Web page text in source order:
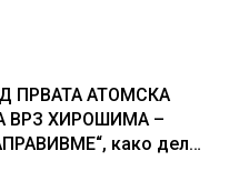
ПРВАТА АТОМСКА
ВРЗ ХИРОШИМА –
како дел